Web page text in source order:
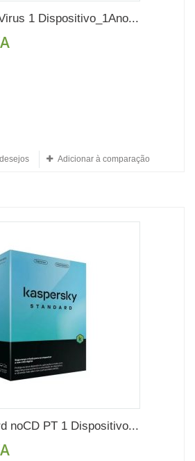
1 Dispositivo_1Ano...
Adicionar à comparação
noCD PT 1 Dispositivo...